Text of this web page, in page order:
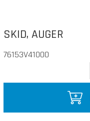
SKID, AUGER
76153V41000